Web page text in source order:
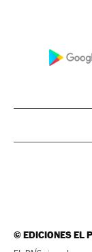
©EDICIONES EL